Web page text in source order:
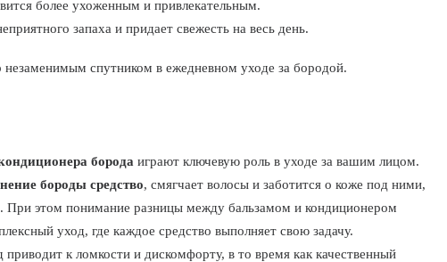
более ухоженным и привлекательным.
запаха и придает свежесть на весь день.
незаменимым спутником в ежедневном уходе за бородой.
борода играют ключевую роль в уходе за вашим лицом.
бороды средство, смягчает волосы и заботится о коже под ними,
При этом понимание разницы между бальзамом и кондиционером
уход, где каждое средство выполняет свою задачу.
к ломкости и дискомфорту, в то время как качественный